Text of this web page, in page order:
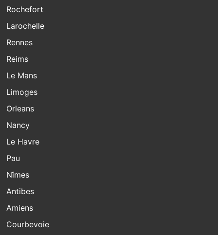
Rochefort
Larochelle
Rennes
Reims
Le Mans
Limoges
Orleans
Nancy
Le Havre
Pau
Nîmes
Antibes
Amiens
Courbevoie